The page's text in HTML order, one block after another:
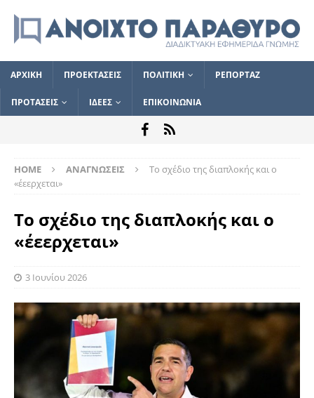
ΑΡΧΙΚΗ ΠΡΟΕΚΤΑΣΕΙΣ ΠΟΛΙΤΙΚΗ ΡΕΠΟΡΤΑΖ
ΠΡΟΤΑΣΕΙΣ ΙΔΕΕΣ ΕΠΙΚΟΙΝΩΝΙΑ
HOME ΑΝΑΓΝΩΣΕΙΣ
Το σχέδιο της διαπλοκής και ο
«έεερχεται»
Το σχέδιο της διαπλοκής και ο
«έεερχεται»
3 Ιουνίου 2026